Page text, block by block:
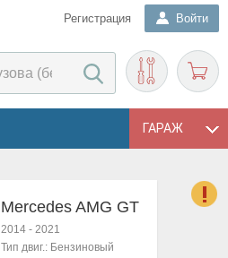
Регистрация Войти
ГАРАЖ
Mercedes AMG GT
2014 - 2021
Тип двиг.: Бензиновый